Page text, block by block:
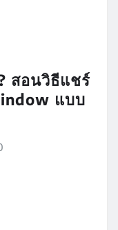
สอนวิธีแชร์
แบบ